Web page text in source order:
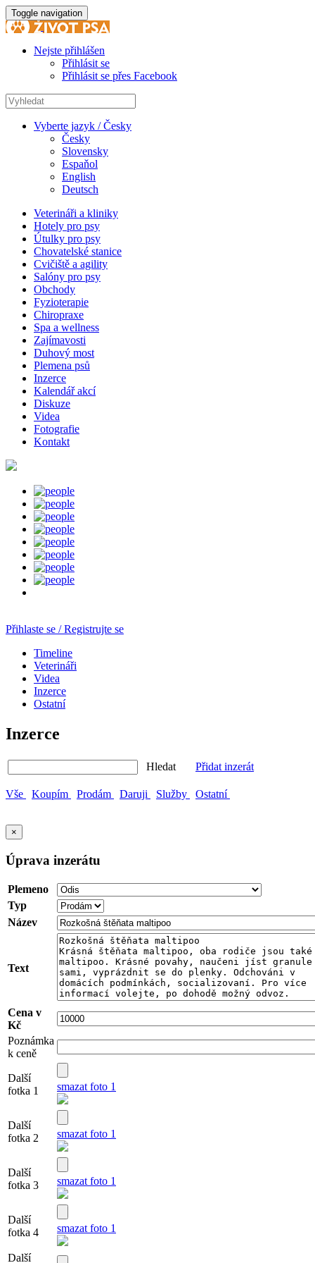
Toggle navigation
Nejste přihlášen
Přihlásit se
Přihlásit se přes Facebook
Vyberte jazyk / Česky
Česky
Slovensky
Espaňol
English
Deutsch
Veterináři a kliniky
Hotely pro psy
Útulky pro psy
Chovatelské stanice
Cvičiště a agility
Salóny pro psy
Obchody
Fyzioterapie
Chiropraxe
Spa a wellness
Zajímavosti
Duhový most
Plemena psů
Inzerce
Kalendář akcí
Diskuze
Videa
Fotografie
Kontakt
Přihlaste se / Registrujte se
Timeline
Veterináři
Videa
Inzerce
Ostatní
Inzerce
Hledat Přidat inzerát
Vše Koupím Prodám Daruji Služby Ostatní
×
Úprava inzerátu
Plemeno
Typ
Název
Text
Cena v
Kč
Poznámka
k ceně
Další
fotka 1
smazat foto 1
Další
fotka 2
smazat foto 1
Další
fotka 3
smazat foto 1
Další
fotka 4
smazat foto 1
Další